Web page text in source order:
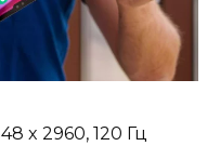
x 2960, 120 Гц